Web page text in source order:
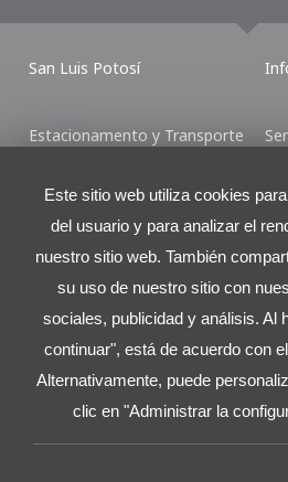
San Luis Potosí
Estacionamento y Transporte
Shop & Dine
Torre Latitud
Ave. Lázaro Cárdenas No. 2225
Col. Valle Ote., San Pedro Garza
C.P. 66269
Este sitio web utiliza cookies
del usuario y para analizar el
nuestro sitio web. También
su uso de nuestro sitio con
sociales, publicidad y análisis. Al
continuar", está de acuerdo con
Alternativamente, puede
clic en "Administrar la